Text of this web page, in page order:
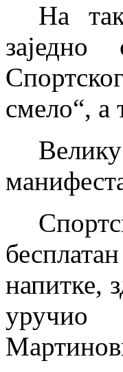
На
заједно
смело“, а
напитке,
уручио